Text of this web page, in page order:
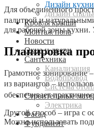
Дизайн кухни
Дизайн
Кровля крыши
Монтаж пола
Новости
Окна и двери
Сантехника
Канализация
Водопровод
Система
Строительные
Электрика
Фасад
Фундамент
Для объединенного
палитрой и
для рабочей зоны кухни.
Планировка
Грамотное зонирование
из вариантов –
обеспечивает
Другой способ – игра с
Можно использовать